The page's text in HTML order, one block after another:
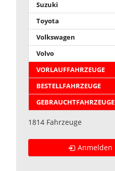
Suzuki
Toyota
Volkswagen
Volvo
VORLAUFFAHRZEUGE
BESTELLFAHRZEUGE
GEBRAUCHTFAHRZEUGE
1814 Fahrzeuge
Anmelden